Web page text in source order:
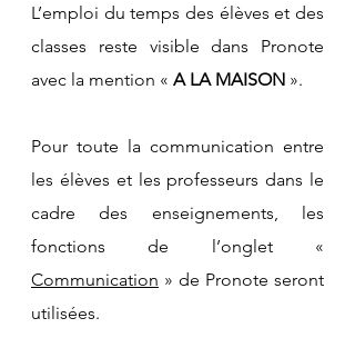
L’emploi du temps des élèves et des
classes reste visible dans Pronote
avec la mention « A LA MAISON ».
Pour toute la communication entre
les élèves et les professeurs dans le
cadre des enseignements, les
Communication » de Pronote seront
utilisées.